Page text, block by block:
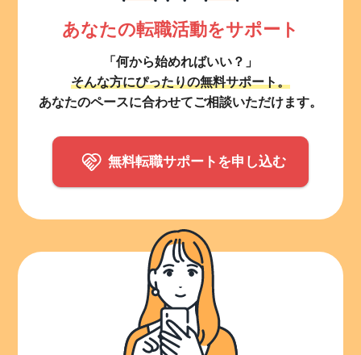
あなたの転職活動をサポート
「何から始めればいい？」
そんな方にぴったりの無料サポート。
あなたのペースに合わせてご相談いただけます。
無料転職サポートを申し込む